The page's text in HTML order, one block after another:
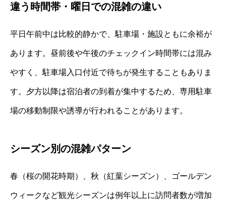
違う時間帯・曜日での混雑の違い
平日午前中は比較的静かで、駐車場・施設ともに余裕が
あります。昼前後や午後のチェックイン時間帯には混み
やすく、駐車場入口付近で待ちが発生することもありま
す。夕方以降は宿泊者の到着が集中するため、専用駐車
場の移動制限や誘導が行われることがあります。
シーズン別の混雑パターン
春（桜の開花時期）、秋（紅葉シーズン）、ゴールデン
ウィークなど観光シーズンは例年以上に訪問者数が増加